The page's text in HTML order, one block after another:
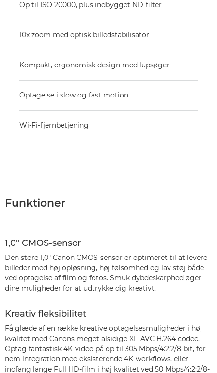
Op til ISO 20000, plus indbygget ND-filter
10x zoom med optisk billedstabilisator
Kompakt, ergonomisk design med lupsøger
Optagelse i slow og fast motion
Wi-Fi-fjernbetjening
Funktioner
1,0" CMOS-sensor
Den store 1,0" Canon CMOS-sensor er optimeret til at levere
billeder med høj opløsning, høj følsomhed og lav støj både
ved optagelse af film og fotos. Smuk dybdeskarphed øger
dine muligheder for at udtrykke dig kreativt.
Kreativ fleksibilitet
Få glæde af en række kreative optagelsesmuligheder i høj
kvalitet med Canons meget alsidige XF-AVC H.264 codec.
Optag fantastisk 4K-video på op til 305 Mbps/4:2:2/8-bit, for
nem integration med eksisterende 4K-workflows, eller
indfang lange Full HD-film i høj kvalitet ved 50 Mbps/4:2:2/8-